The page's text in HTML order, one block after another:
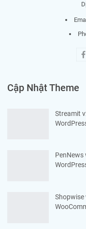
Cập Nhật Theme
Streamit
PenNews
Shopwise